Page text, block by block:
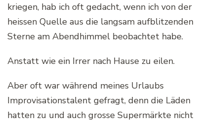
kriegen, hab ich oft gedacht, wenn ich von der
heissen Quelle aus die langsam aufblitzenden
Sterne am Abendhimmel beobachtet habe.
Anstatt wie ein Irrer nach Hause zu eilen.
Aber oft war während meines Urlaubs
Improvisationstalent gefragt, denn die Läden
hatten zu und auch grosse Supermärkte nicht